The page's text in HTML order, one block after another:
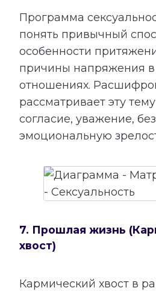
Программа
понять привычный
особенности
причины напряжения
отношениях.
рассматривает эту
согласие, уважение,
эмоциональную
7. Прошлая жизнь
хвост)
Кармический хвост в